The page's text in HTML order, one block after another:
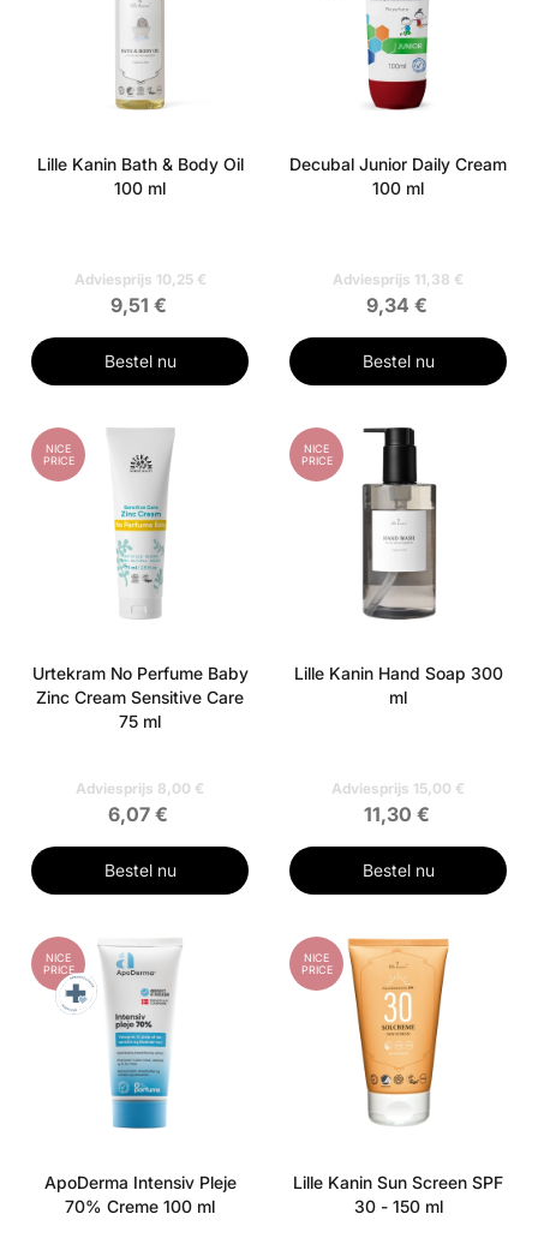
Lille Kanin Bath & Body Oil
100 ml
Adviesprijs 10,25 €
9,51 €
Bestel nu
Decubal Junior Daily Cream
100 ml
Adviesprijs 11,38 €
9,34 €
Bestel nu
NICE
PRICE
Urtekram No Perfume Baby
Zinc Cream Sensitive Care
75 ml
Adviesprijs 8,00 €
6,07 €
Bestel nu
NICE
PRICE
Lille Kanin Hand Soap 300
ml
Adviesprijs 15,00 €
11,30 €
Bestel nu
NICE
PRICE
ApoDerma Intensiv Pleje
70% Creme 100 ml
NICE
PRICE
Lille Kanin Sun Screen SPF
30 - 150 ml